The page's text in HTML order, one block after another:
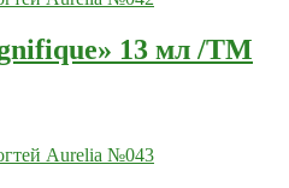
13 мл /ТМ